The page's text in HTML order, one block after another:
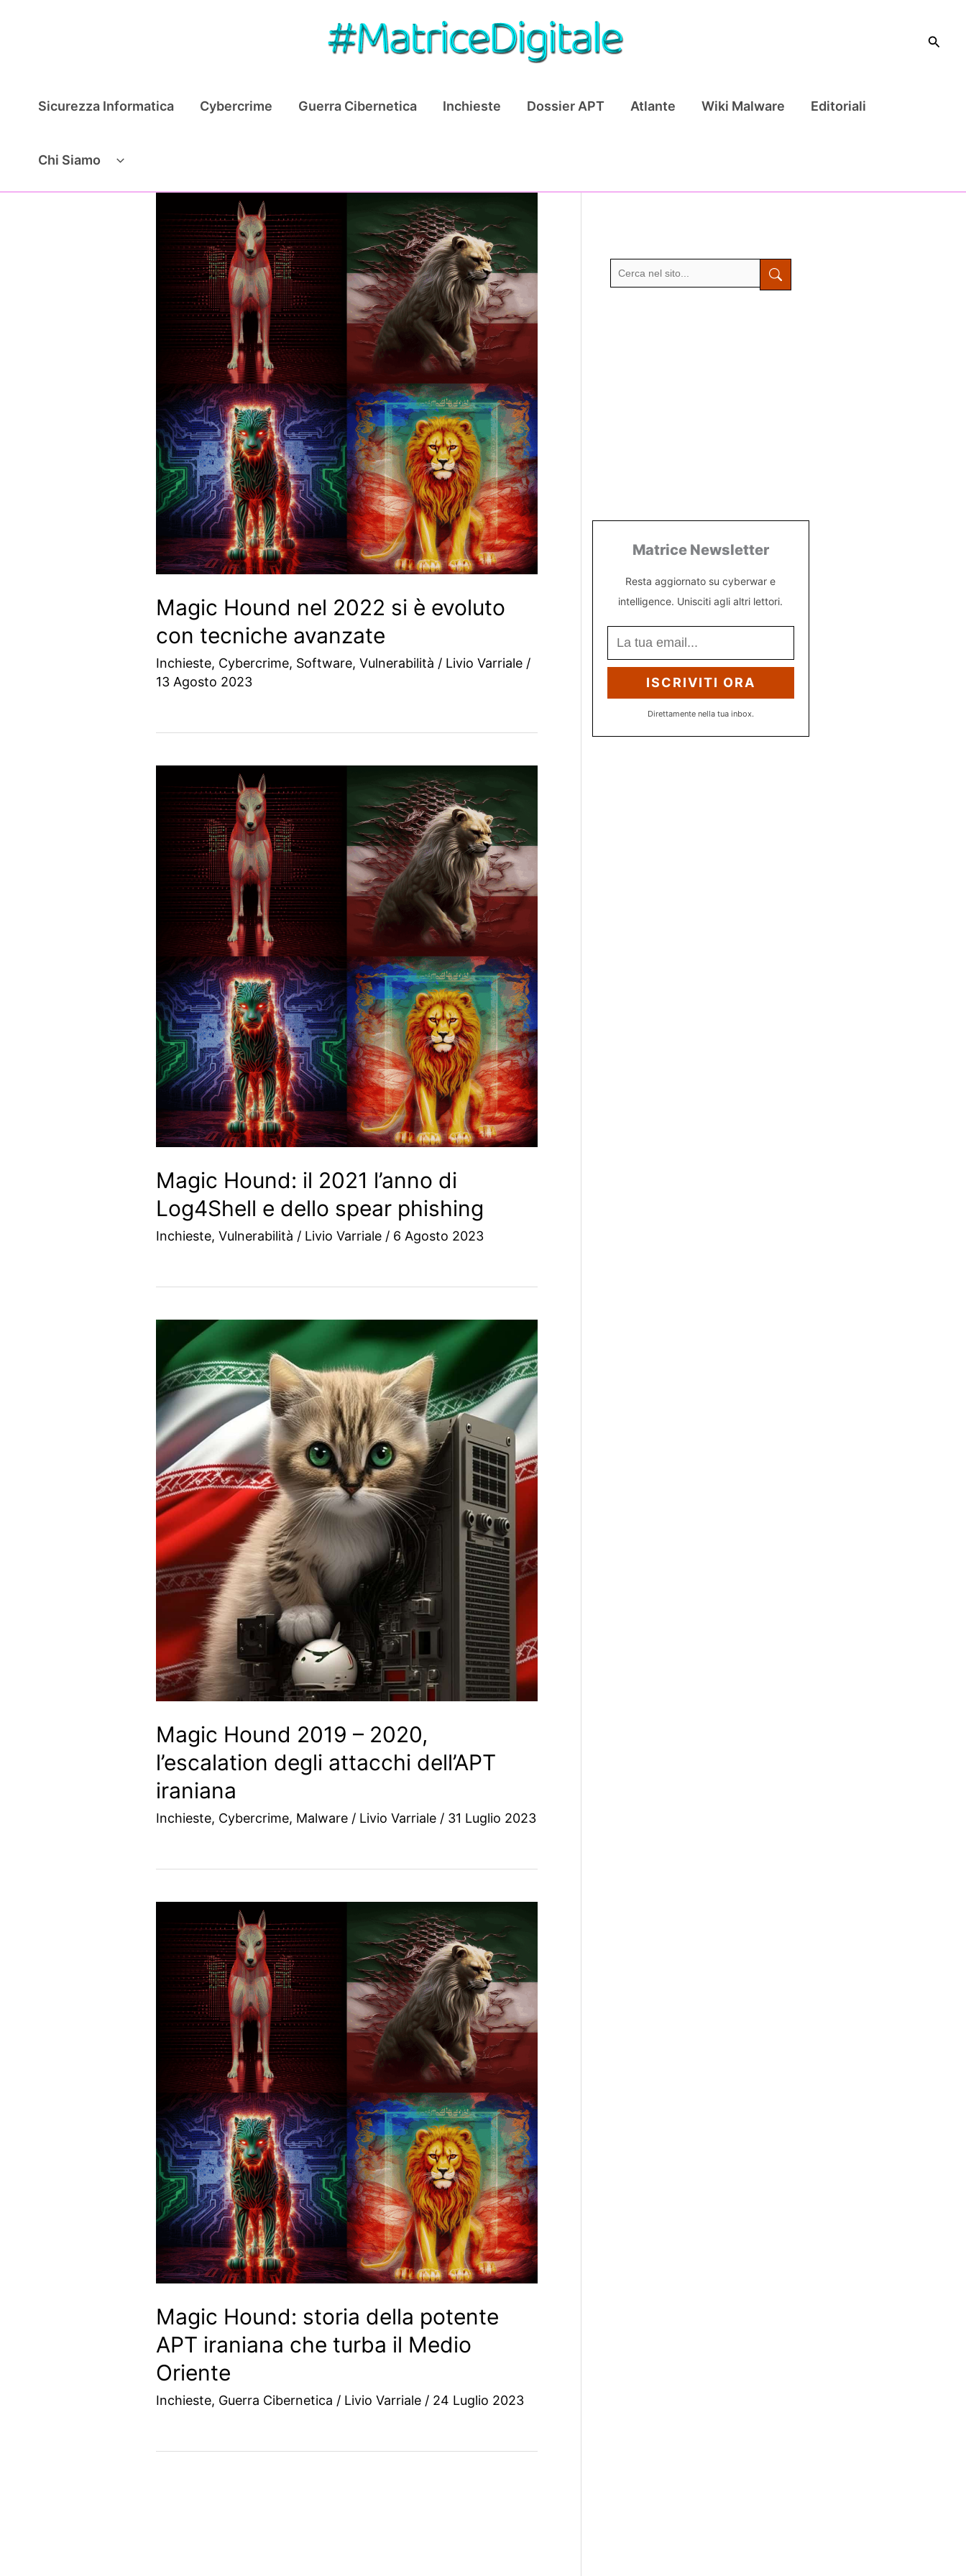
Cerca
Sicurezza Informatica Cybercrime Guerra Cibernetica Inchieste Dossier APT Atlante Wiki Malware Editoriali
Chi Siamo
Magic Hound nel 2022 si è evoluto
con tecniche avanzate
Inchieste, Cybercrime, Software, Vulnerabilità / Livio Varriale /
13 Agosto 2023
Magic Hound: il 2021 l’anno di
Log4Shell e dello spear phishing
Inchieste, Vulnerabilità / Livio Varriale / 6 Agosto 2023
Magic Hound 2019 – 2020,
l’escalation degli attacchi dell’APT
iraniana
Inchieste, Cybercrime, Malware / Livio Varriale / 31 Luglio 2023
Magic Hound: storia della potente
APT iraniana che turba il Medio
Oriente
Inchieste, Guerra Cibernetica / Livio Varriale / 24 Luglio 2023
Matrice Newsletter
Resta aggiornato su cyberwar e
intelligence. Unisciti agli altri lettori.
ISCRIVITI ORA
Direttamente nella tua inbox.